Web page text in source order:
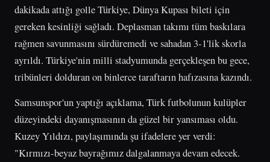
dakikada attığı golle Türkiye, Dünya Kupası bileti için
gereken kesinliği sağladı. Deplasman takımı tüm baskılara
rağmen savunmasını sürdüremedi ve sahadan 3-1'lik skorla
ayrıldı. Türkiye'nin milli stadyumunda gerçekleşen bu gece,
tribünleri dolduran on binlerce taraftarın hafızasına kazındı.
Samsunspor'un yaptığı açıklama, Türk futbolunun kulüpler
düzeyindeki dayanışmasının da güzel bir yansıması oldu.
Kuzey Yıldızı, paylaşımında şu ifadelere yer verdi:
"Kırmızı-beyaz bayrağımız dalgalanmaya devam edecek.